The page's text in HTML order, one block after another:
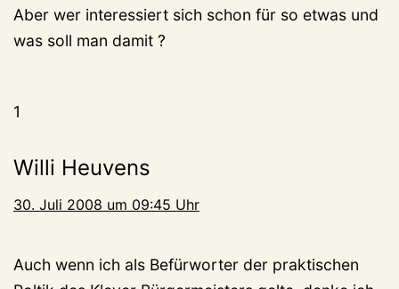
Aber wer interessiert sich schon für so etwas und
was soll man damit ?
1
Willi Heuvens
30. Juli 2008 um 09:45 Uhr
Auch wenn ich als Befürworter der praktischen